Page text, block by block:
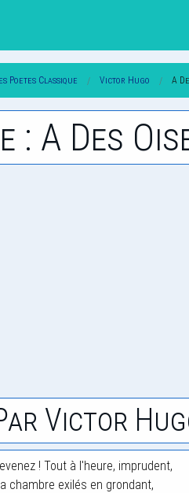
Poetes Classique Victor Hugo A
: A Des
Victor
! Tout à l'heure, imprudent,
chambre exilés en grondant,